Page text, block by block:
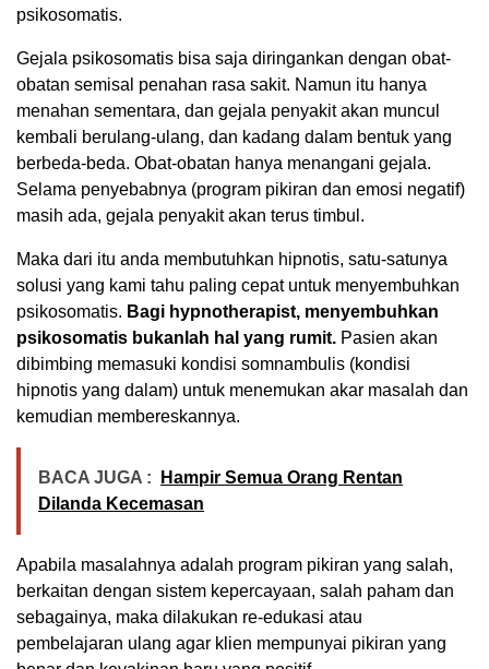
psikosomatis.
Gejala psikosomatis bisa saja diringankan dengan obat-
obatan semisal penahan rasa sakit. Namun itu hanya
menahan sementara, dan gejala penyakit akan muncul
kembali berulang-ulang, dan kadang dalam bentuk yang
berbeda-beda. Obat-obatan hanya menangani gejala.
Selama penyebabnya (program pikiran dan emosi negatif)
masih ada, gejala penyakit akan terus timbul.
Maka dari itu anda membutuhkan hipnotis, satu-satunya
solusi yang kami tahu paling cepat untuk menyembuhkan
psikosomatis. Bagi hypnotherapist, menyembuhkan
psikosomatis bukanlah hal yang rumit. Pasien akan
dibimbing memasuki kondisi somnambulis (kondisi
hipnotis yang dalam) untuk menemukan akar masalah dan
kemudian membereskannya.
BACA JUGA :
Hampir Semua Orang Rentan
Dilanda Kecemasan
Apabila masalahnya adalah program pikiran yang salah,
berkaitan dengan sistem kepercayaan, salah paham dan
sebagainya, maka dilakukan re-edukasi atau
pembelajaran ulang agar klien mempunyai pikiran yang